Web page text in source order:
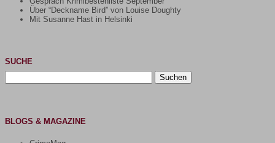
Über “Deckname Bird” von Louise Doughty
Mit Susanne Hast in Helsinki
SUCHE
nach:
BLOGS & MAGAZINE